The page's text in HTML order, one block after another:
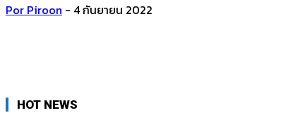
Por Piroon - 4 กันยายน 2022
HOT NEWS